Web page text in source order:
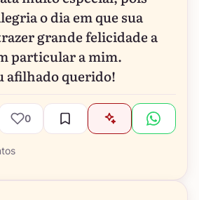
o dia em que sua
grande felicidade a
particular a mim.
afilhado querido!
0